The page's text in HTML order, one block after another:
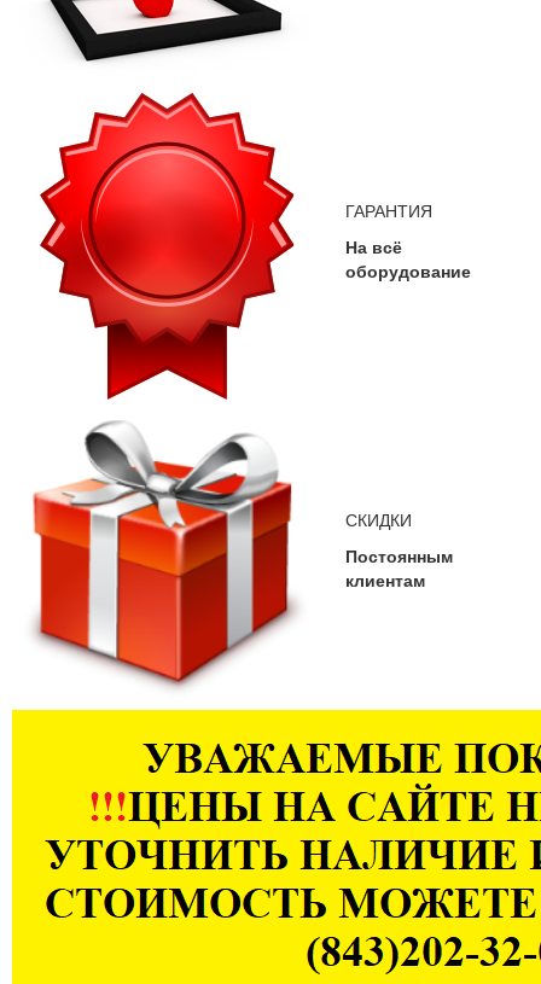
ГАРАНТИЯ
На всё
оборудование
СКИДКИ
Постоянным
клиентам